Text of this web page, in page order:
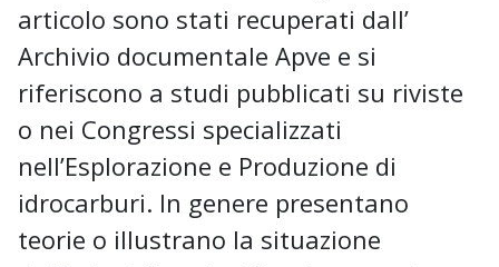
articolo sono stati recuperati dall’
Archivio documentale Apve e si
riferiscono a studi pubblicati su riviste
o nei Congressi specializzati
nell’Esplorazione e Produzione di
idrocarburi. In genere presentano
teorie o illustrano la situazione